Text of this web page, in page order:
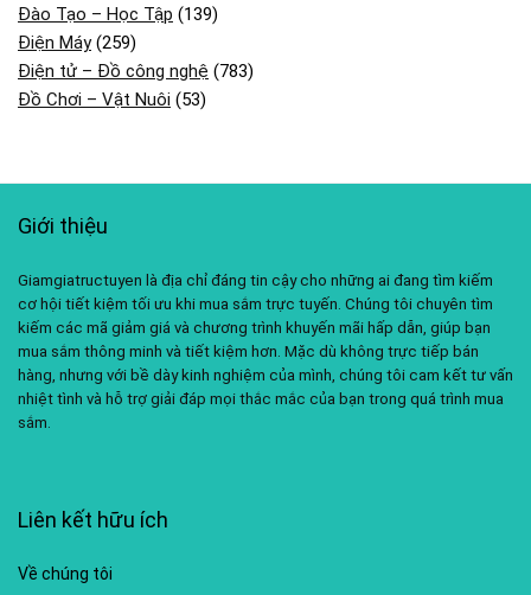
Đào Tạo – Học Tập (139)
Điện Máy(259)
Điện tử – Đồ công nghệ (783)
Đồ Chơi – Vật Nuôi (53)
Giới thiệu
Giamgiatructuyen là địa chỉ đáng tin cậy cho những ai đang tìm kiếm
cơ hội tiết kiệm tối ưu khi mua sắm trực tuyến. Chúng tôi chuyên tìm
kiếm các mã giảm giá và chương trình khuyến mãi hấp dẫn, giúp bạn
mua sắm thông minh và tiết kiệm hơn. Mặc dù không trực tiếp bán
hàng, nhưng với bề dày kinh nghiệm của mình, chúng tôi cam kết tư vấn
nhiệt tình và hỗ trợ giải đáp mọi thắc mắc của bạn trong quá trình mua
sắm.
Liên kết hữu ích
Về chúng tôi